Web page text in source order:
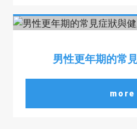
男性更年期的常
more